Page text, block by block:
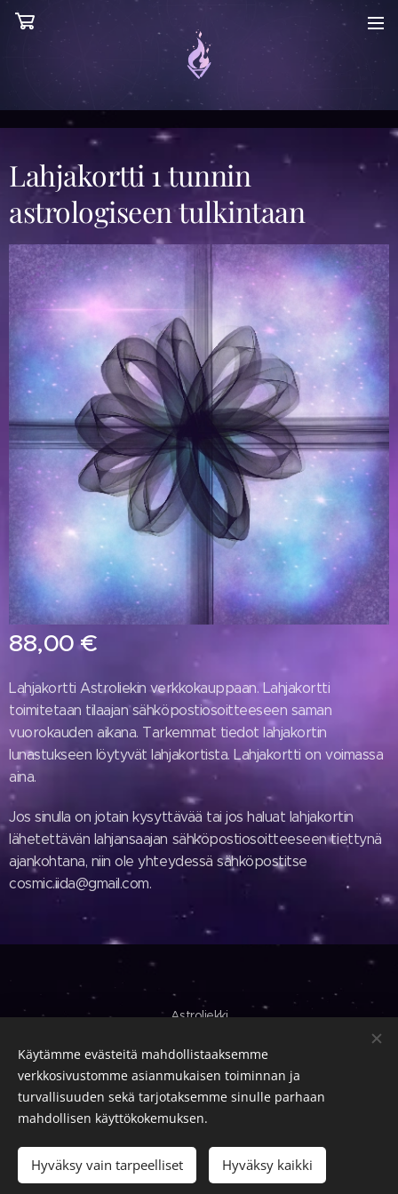
Lahjakortti 1 tunnin
astrologiseen tulkintaan
88,00€
Lisää ostoskoriin
Lahjakortti Astroliekin verkkokauppaan. Lahjakortti
toimitetaan tilaajan sähköpostiosoitteeseen saman
vuorokauden aikana. Tarkemmat tiedot lahjakortin
lunastukseen löytyvät lahjakortista. Lahjakortti on voimassa
aina.
Jos sinulla on jotain kysyttävää tai jos haluat lahjakortin
lähetettävän lahjansaajan sähköpostiosoitteeseen tiettynä
ajankohtana, niin ole yhteydessä sähköpostitse
cosmic.iida@gmail.com.
Astroliekki
Käyttöehdot|Tietosuojakäytäntö
Evästeet
Käytämme evästeitä mahdollistaaksemme
verkkosivustomme asianmukaisen toiminnan ja
turvallisuuden sekä tarjotaksemme sinulle parhaan
mahdollisen käyttökokemuksen.
Hyväksy vain tarpeelliset Hyväksy kaikki